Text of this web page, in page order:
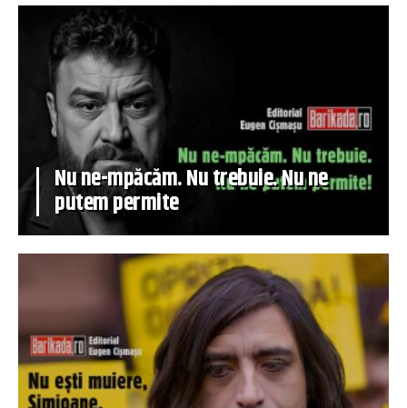
Nu ne-mpăcăm. Nu trebuie. Nu ne
putem permite